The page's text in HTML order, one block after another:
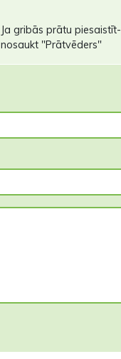
Ja gribās prātu
nosaukt "Prātvēders"